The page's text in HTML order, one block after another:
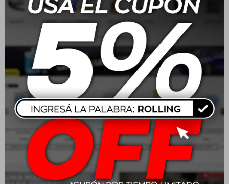
Características:
Set compuesto por tres minicepillos.
Incluye cepillos de alambre de acero, acero inoxidable,
cobre y nailon.
Diseño ergonómico y curvo para un agarre cómodo.
Reduce el esfuerzo del usuario y mejora la eficiencia del
trabajo.
Adecuado para diferentes tipos de superficies y
aplicaciones.
Aplicación:
Ideal para la limpieza de óxido, restos de pintura, suciedad
incrustada y residuos en piezas metálicas y otras
superficies.Apto para trabajos de mantenimiento,
mecánica, industria, taller y uso general.